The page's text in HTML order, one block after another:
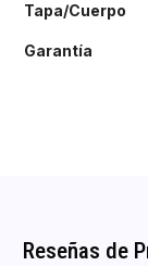
Tapa/Cuerpo
Garantía
Reseñas de